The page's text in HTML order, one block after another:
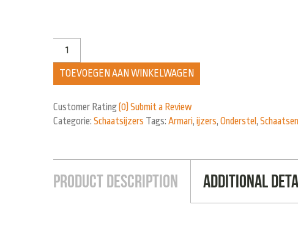
TOEVOEGEN AAN WINKELWAGEN
Customer Rating (0) Submit a Review
Categorie: Schaatsijzers Tags: Armari, ijzers, Onderstel, Schaatsen
Product Description Additional